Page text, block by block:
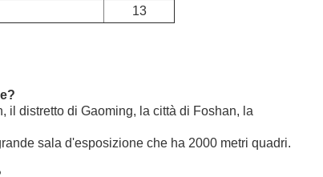
13
il distretto di Gaoming, la città di Foshan, la
sala d'esposizione che ha 2000 metri quadri.